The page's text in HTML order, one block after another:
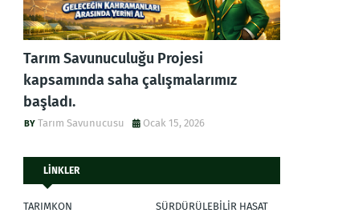
Tarım Savunuculuğu Projesi
kapsamında saha çalışmalarımız
başladı.
Tarım Savunucusu Ocak 15, 2026
LİNKLER
TARIMKON
SÜRDÜRÜLEBİLİR HASAT